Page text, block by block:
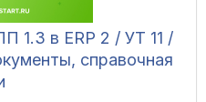
1.3 в ERP 2 / УТ 11 /
справочная